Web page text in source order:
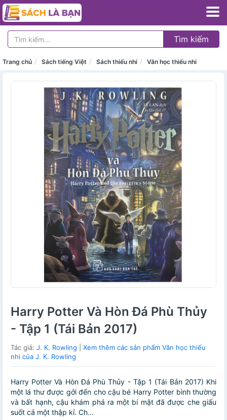
Tìm kiếm
Trang chủ Sách tiếng Việt Sách thiếu nhi Văn học thiếu nhi
Harry Potter Và Hòn Đá Phù Thủy
- Tập 1 (Tái Bản 2017)
Tác giả: J. K. Rowling
Xem thêm các sản phẩm Văn học thiếu
nhi của J. K. Rowling
Harry Potter Và Hòn Đá Phù Thủy - Tập 1 (Tái Bản 2017) Khi
một lá thư được gởi đến cho cậu bé Harry Potter bình thường
và bất hạnh, cậu khám phá ra một bí mật đã được che giấu
suốt cả một thập kỉ. Ch...